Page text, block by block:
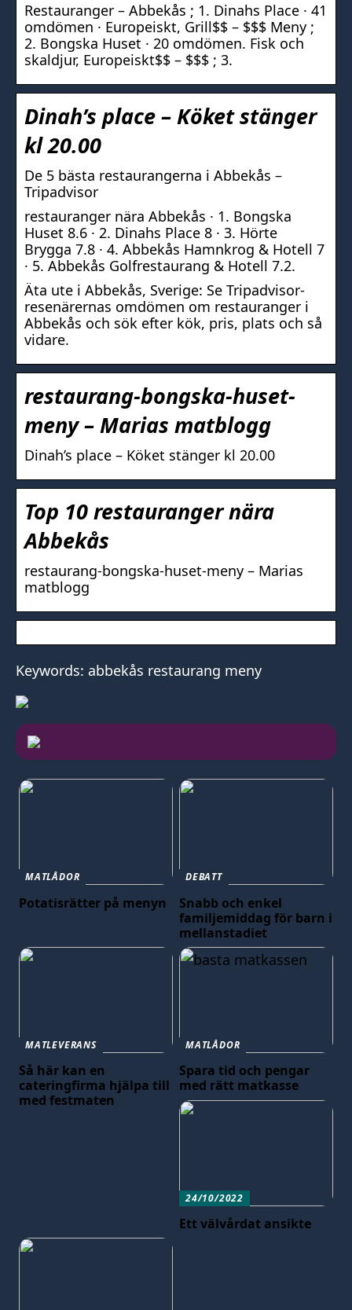
Restauranger – Abbekås ; 1. Dinahs Place · 41
omdömen · Europeiskt, Grill$$ – $$$ Meny ;
2. Bongska Huset · 20 omdömen. Fisk och
skaldjur, Europeiskt$$ – $$$ ; 3.
Dinah’s place – Köket stänger
kl 20.00
De 5 bästa restaurangerna i Abbekås –
Tripadvisor
restauranger nära Abbekås · 1. Bongska
Huset 8.6 · 2. Dinahs Place 8 · 3. Hörte
Brygga 7.8 · 4. Abbekås Hamnkrog & Hotell 7
· 5. Abbekås Golfrestaurang & Hotell 7.2.
Äta ute i Abbekås, Sverige: Se Tripadvisor-
resenärernas omdömen om restauranger i
Abbekås och sök efter kök, pris, plats och så
vidare.
restaurang-bongska-huset-
meny – Marias matblogg
Dinah’s place – Köket stänger kl 20.00
Top 10 restauranger nära
Abbekås
restaurang-bongska-huset-meny – Marias
matblogg
Keywords: abbekås restaurang meny
MATLÅDOR
Potatisrätter på menyn
DEBATT
Snabb och enkel
familjemiddag för barn i
mellanstadiet
MATLEVERANS
Så här kan en
cateringfirma hjälpa till
med festmaten
MATLÅDOR
Spara tid och pengar
med rätt matkasse
24/10/2022
Ett välvårdat ansikte